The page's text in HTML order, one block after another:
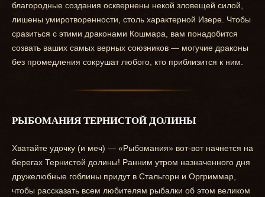
благородные создания осквернены некой зловещей силой,
лишены умиротворенности, столь характерной Изере. Чтобы
сразиться с этими драконами Кошмара, вам понадобится
созвать ваших самых верных союзников — могучие драконы
без промедления сокрушат любого, кто приблизится к ним.
РЫБОМАНИЯ ТЕРНИСТОЙ ДОЛИНЫ
Хватайте удочку (и меч) — «Рыбомания» вот-вот начнется на
берегах Тернистой долины! Ранним утром назначенного дня
дружелюбные гоблины придут в Стальгорн и Оргриммар,
чтобы рассказать всем любителям рыбалки об этом великом